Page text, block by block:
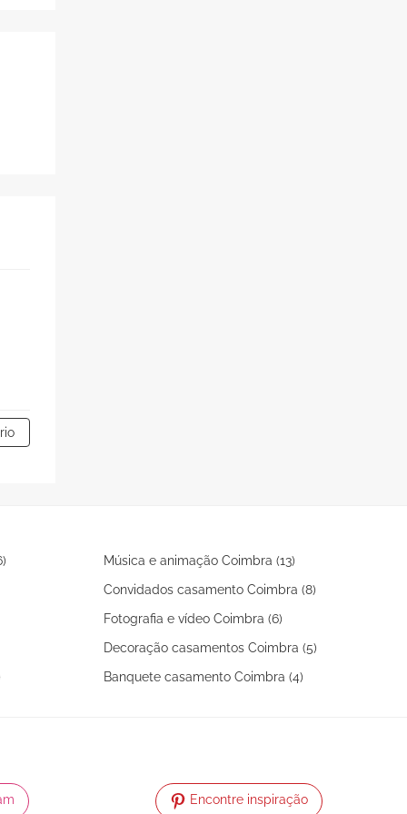
Música e animação Coimbra (13)
Convidados casamento Coimbra (8)
Fotografia e vídeo Coimbra (6)
Decoração casamentos Coimbra (5)
Banquete casamento Coimbra (4)
Encontre inspiração